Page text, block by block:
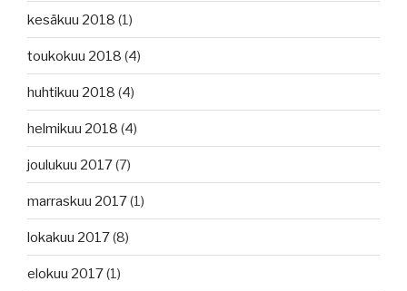
kesäkuu 2018 (1)
toukokuu 2018 (4)
huhtikuu 2018 (4)
helmikuu 2018 (4)
joulukuu 2017(7)
marraskuu 2017(1)
lokakuu 2017(8)
elokuu 2017(1)